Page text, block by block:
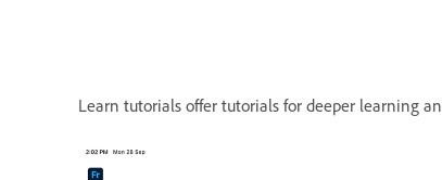
Learn tutorials offer tutorials for deeper learning